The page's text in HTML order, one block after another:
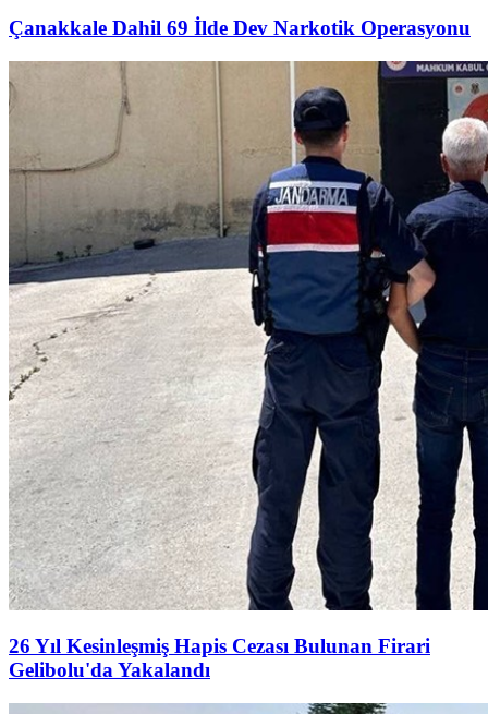
Çanakkale Dahil 69 İlde Dev Narkotik Operasyonu
26 Yıl Kesinleşmiş Hapis Cezası Bulunan Firari
Gelibolu'da Yakalandı